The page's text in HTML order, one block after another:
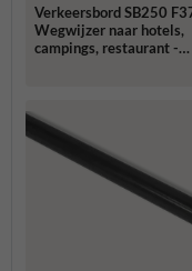
Verkeersbord SB250
Wegwijzer naar hotels,
campings, restaurant -